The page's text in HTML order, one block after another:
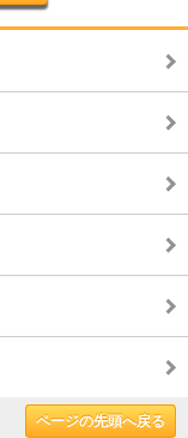
ページの先頭へ戻る